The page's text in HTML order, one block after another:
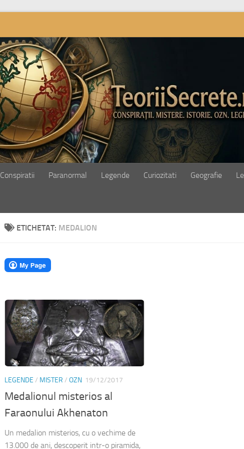
Conspiratii Paranormal Legende Curiozitati Geografie
ETICHETAT: MEDALION
LEGENDE / MISTER / OZN 19/12/2017
Medalionul misterios al
Faraonului Akhenaton
Un medalion misterios, cu o vechime de
13.000 de ani, descoperit intr-o piramida,